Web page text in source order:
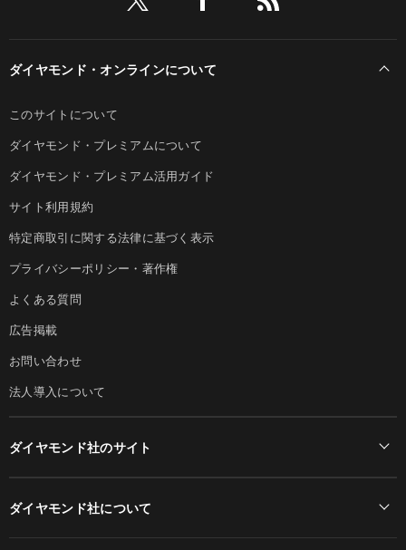
ダイヤモンド・オンラインについて
このサイトについて
ダイヤモンド・プレミアムについて
ダイヤモンド・プレミアム活用ガイド
サイト利用規約
特定商取引に関する法律に基づく表示
プライバシーポリシー・著作権
よくある質問
広告掲載
お問い合わせ
法人導入について
ダイヤモンド社のサイト
ダイヤモンド社について